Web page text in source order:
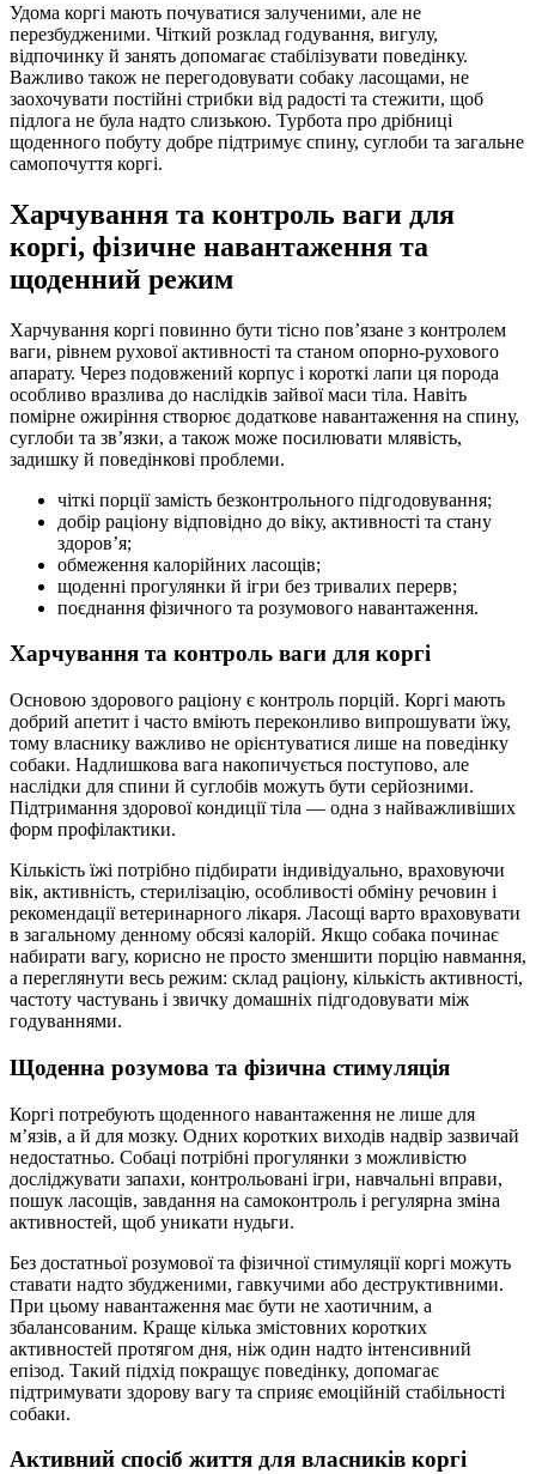
Удома коргі мають почуватися залученими, але не
перезбудженими. Чіткий розклад годування, вигулу,
відпочинку й занять допомагає стабілізувати поведінку.
Важливо також не перегодовувати собаку ласощами, не
заохочувати постійні стрибки від радості та стежити, щоб
підлога не була надто слизькою. Турбота про дрібниці
щоденного побуту добре підтримує спину, суглоби та загальне
самопочуття коргі.
Харчування та контроль ваги для
коргі, фізичне навантаження та
щоденний режим
Харчування коргі повинно бути тісно пов’язане з контролем
ваги, рівнем рухової активності та станом опорно-рухового
апарату. Через подовжений корпус і короткі лапи ця порода
особливо вразлива до наслідків зайвої маси тіла. Навіть
помірне ожиріння створює додаткове навантаження на спину,
суглоби та зв’язки, а також може посилювати млявість,
задишку й поведінкові проблеми.
чіткі порції замість безконтрольного підгодовування;
добір раціону відповідно до віку, активності та стану
здоров’я;
обмеження калорійних ласощів;
щоденні прогулянки й ігри без тривалих перерв;
поєднання фізичного та розумового навантаження.
Харчування та контроль ваги для коргі
Основою здорового раціону є контроль порцій. Коргі мають
добрий апетит і часто вміють переконливо випрошувати їжу,
тому власнику важливо не орієнтуватися лише на поведінку
собаки. Надлишкова вага накопичується поступово, але
наслідки для спини й суглобів можуть бути серйозними.
Підтримання здорової кондиції тіла — одна з найважливіших
форм профілактики.
Кількість їжі потрібно підбирати індивідуально, враховуючи
вік, активність, стерилізацію, особливості обміну речовин і
рекомендації ветеринарного лікаря. Ласощі варто враховувати
в загальному денному обсязі калорій. Якщо собака починає
набирати вагу, корисно не просто зменшити порцію навмання,
а переглянути весь режим: склад раціону, кількість активності,
частоту частувань і звичку домашніх підгодовувати між
годуваннями.
Щоденна розумова та фізична стимуляція
Коргі потребують щоденного навантаження не лише для
м’язів, а й для мозку. Одних коротких виходів надвір зазвичай
недостатньо. Собаці потрібні прогулянки з можливістю
досліджувати запахи, контрольовані ігри, навчальні вправи,
пошук ласощів, завдання на самоконтроль і регулярна зміна
активностей, щоб уникати нудьги.
Без достатньої розумової та фізичної стимуляції коргі можуть
ставати надто збудженими, гавкучими або деструктивними.
При цьому навантаження має бути не хаотичним, а
збалансованим. Краще кілька змістовних коротких
активностей протягом дня, ніж один надто інтенсивний
епізод. Такий підхід покращує поведінку, допомагає
підтримувати здорову вагу та сприяє емоційній стабільності
собаки.
Активний спосіб життя для власників коргі